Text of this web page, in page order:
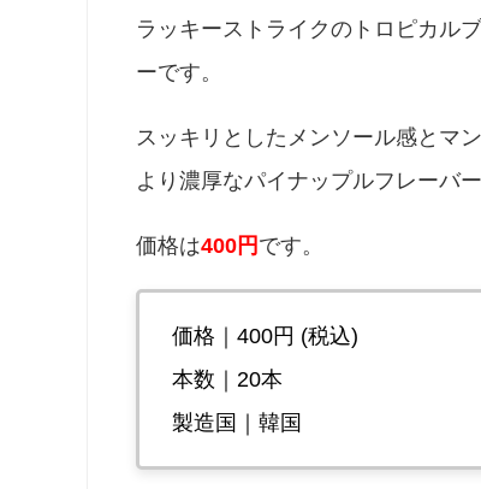
ラッキーストライクのトロピカル
ーです。
スッキリとしたメンソール感とマ
より濃厚なパイナップルフレーバ
価格は400円 です。
価格｜400円 (税込)
本数｜20本
製造国｜韓国